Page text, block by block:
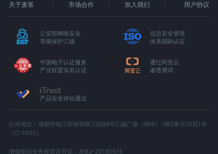
关于麦客 市场合作 加入我们 用户协议
公安部网络安全
等级保护三级
信息安全管理
体系国际认证
中国电子认证服务
产业联盟实名认证
通过阿里云
渗透测试
产品安全评估通过
公司地址：成都市锦江区锦华路三段88号汇融广场（锦华）1栋5单元10层1号
（C-1005）
增值电信业务经营许可证：京B2-20180674